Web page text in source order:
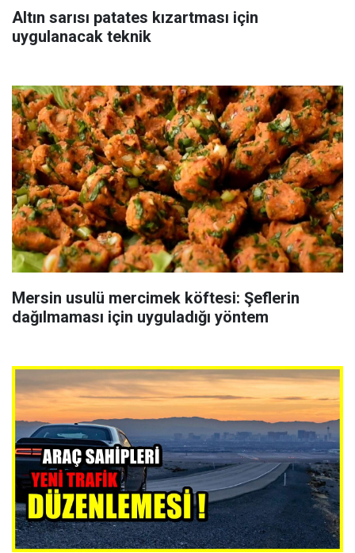
Altın sarısı patates kızartması için
uygulanacak teknik
Mersin usulü mercimek köftesi: Şeflerin
dağılmaması için uyguladığı yöntem